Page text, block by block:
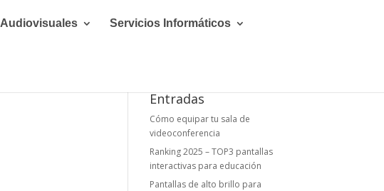
Audiovisuales Servicios Informáticos
Entradas
Cómo equipar tu sala de
videoconferencia
Ranking 2025 – TOP3 pantallas
interactivas para educación
Pantallas de alto brillo para